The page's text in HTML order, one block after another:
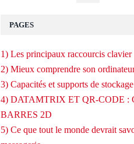
PAGES
1) Les principaux raccourcis clavier
2) Mieux comprendre son
3) Capacités et supports de stockage
4) DATAMTRIX ET QR-CODE :
BARRES 2D
5) Ce que tout le monde devrait